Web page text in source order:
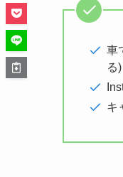
車
る)
キ